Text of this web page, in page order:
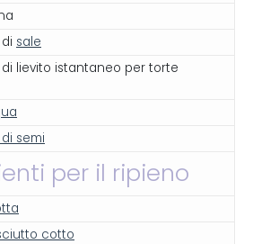
sale
lievito istantaneo per torte
semi
per il ripieno
cotto